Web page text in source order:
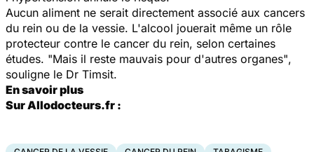
Aucun aliment ne serait directement associé aux cancers
du rein ou de la vessie. L'alcool jouerait même un rôle
protecteur contre le cancer du rein, selon certaines
études. "Mais il reste mauvais pour d'autres organes",
souligne le Dr Timsit.
En savoir plus
Sur Allodocteurs.fr :